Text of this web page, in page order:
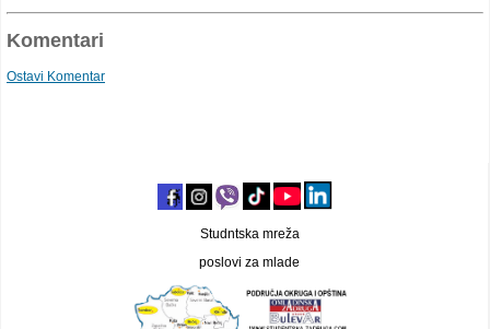
Studntska mreža
poslovi za mlade
Komentari
Ostavi Komentar